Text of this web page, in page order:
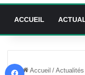
ACCUEIL
Accueil / Actualités